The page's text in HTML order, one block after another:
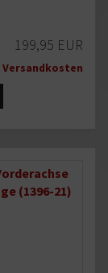
199,95 EUR
Versandkosten